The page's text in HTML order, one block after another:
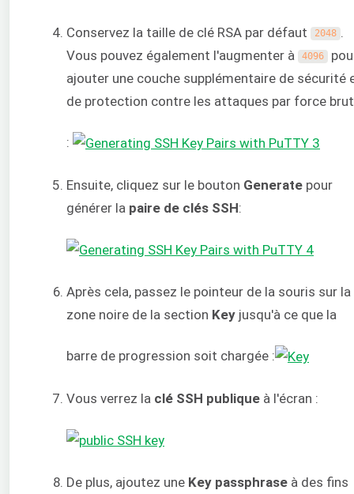
Conservez la taille de clé RSA par défaut 2048 .
Vous pouvez également l'augmenter à
4096
ajouter une couche supplémentaire de sécurité
de protection contre les attaques par force
:
Ensuite, cliquez sur le bouton Generate pour
générer la paire de clés SSH:
Après cela, passez le pointeur de la souris sur la
zone noire de la section Key jusqu'à ce que la
barre de progression soit chargée :
Vous verrez la clé SSH publique à l'écran :
De plus, ajoutez une Key passphrase à des fins